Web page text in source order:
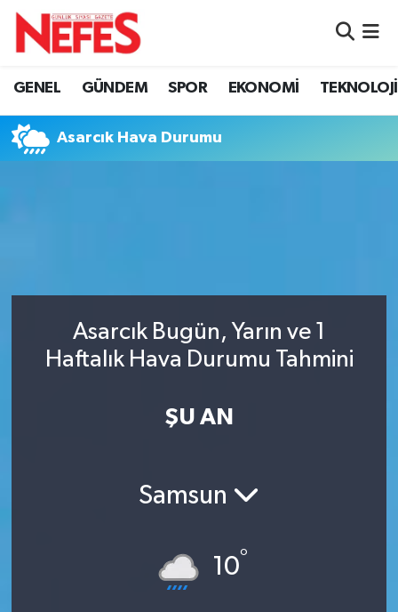
GENEL GÜNDEM SPOR EKONOMİ TEKNOLOJİ
Asarcık Hava Durumu
Asarcık Bugün, Yarın ve 1
Haftalık Hava Durumu Tahmini
ŞU AN
Samsun
10°
Hava Durumu
Namaz Vakitleri
Tüm Manşetler
Son Dakika Haberleri